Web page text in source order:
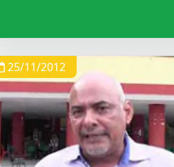
25/11/2012